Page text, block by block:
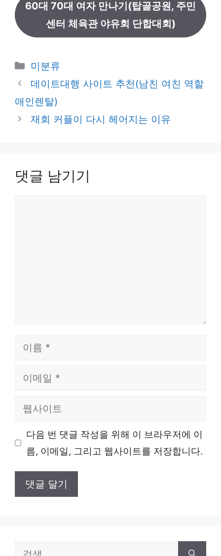
60대 70대 여자 만나기(탑골공원, 주민
센터 체육관 야유회 단합대회)
카
테
리
미분류
데이트대행 사이트 추천(남친 여친 역할
애인렌탈)
재회 커플이 다시 헤어지는 이유
댓글 남기기
이
이
일
웹
이 다음 번 댓글 작성을 위해 이 브라우저에 이
름, 이메일, 그리고 웹사이트를 저장합니다.
검